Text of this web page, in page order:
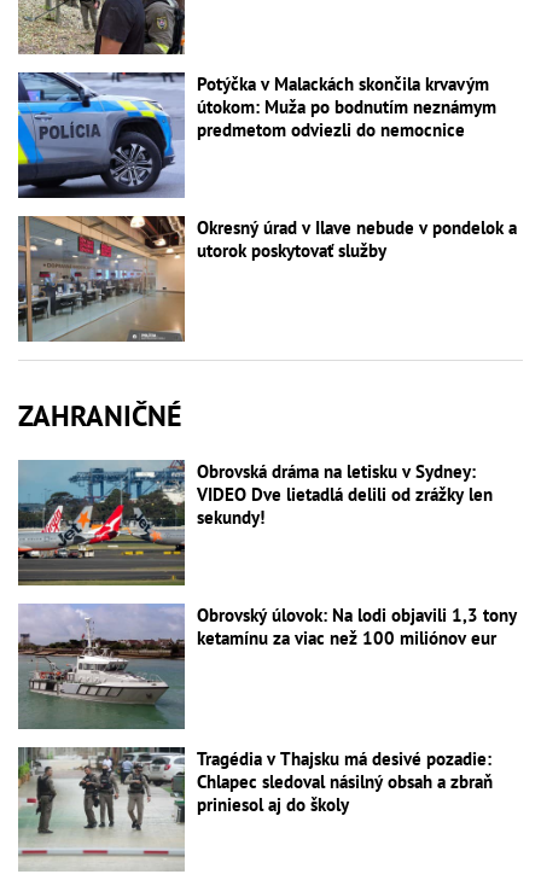
Potýčka v Malackách skončila krvavým
útokom: Muža po bodnutím neznámym
predmetom odviezli do nemocnice
Okresný úrad v Ilave nebude v pondelok a
utorok poskytovať služby
ZAHRANIČNÉ
Obrovská dráma na letisku v Sydney:
VIDEO Dve lietadlá delili od zrážky len
sekundy!
Obrovský úlovok: Na lodi objavili 1,3 tony
ketamínu za viac než 100 miliónov eur
Tragédia v Thajsku má desivé pozadie:
Chlapec sledoval násilný obsah a zbraň
priniesol aj do školy